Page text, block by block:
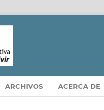
ARCHIVOS ACERCA DE